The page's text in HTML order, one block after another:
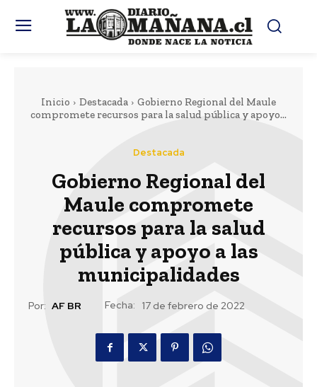
Inicio Destacada
Gobierno Regional del Maule
compromete recursos para la salud pública y apoyo...
Destacada
Gobierno Regional del
Maule compromete
recursos para la salud
pública y apoyo a las
municipalidades
Por: AF BR Fecha: 17 de febrero de 2022